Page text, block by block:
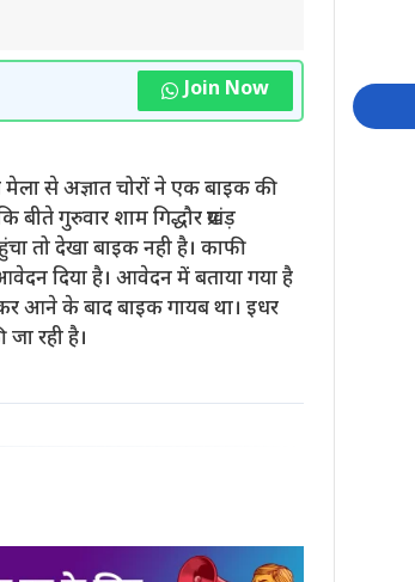
Join Now
मेला से अज्ञात चोरों ने एक बाइक की
बीते गुरुवार शाम गिद्धौर प्रखंड़
तो देखा बाइक नही है। काफी
दिया है। आवेदन में बताया गया है
आने के बाद बाइक गायब था। इधर
जा रही है।